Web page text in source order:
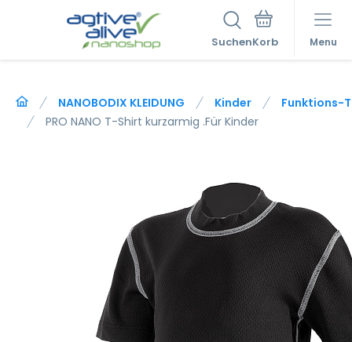
Suchen Menu
NANOBODIX KLEIDUNG Kinder
Funktions-
PRO NANO T-Shirt kurzarmig .Für Kinder